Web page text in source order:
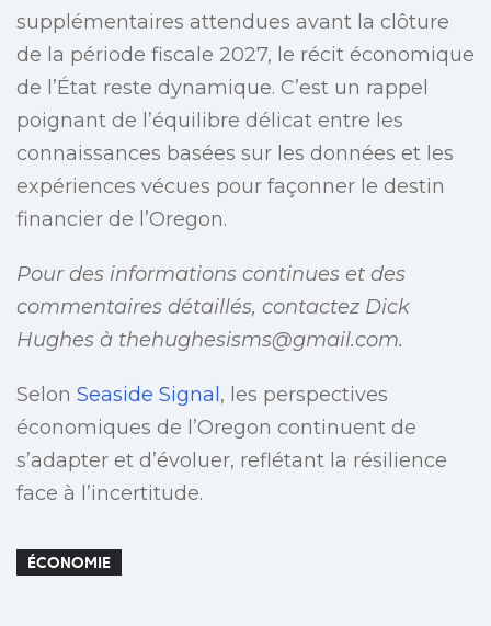
supplémentaires attendues avant la clôture
de la période fiscale 2027, le récit économique
de l’État reste dynamique. C’est un rappel
poignant de l’équilibre délicat entre les
connaissances basées sur les données et les
expériences vécues pour façonner le destin
financier de l’Oregon.
Pour des informations continues et des
commentaires détaillés, contactez Dick
Hughes à thehughesisms@gmail.com.
Selon Seaside Signal , les perspectives
économiques de l’Oregon continuent de
s’adapter et d’évoluer, reflétant la résilience
face à l’incertitude.
ÉCONOMIE